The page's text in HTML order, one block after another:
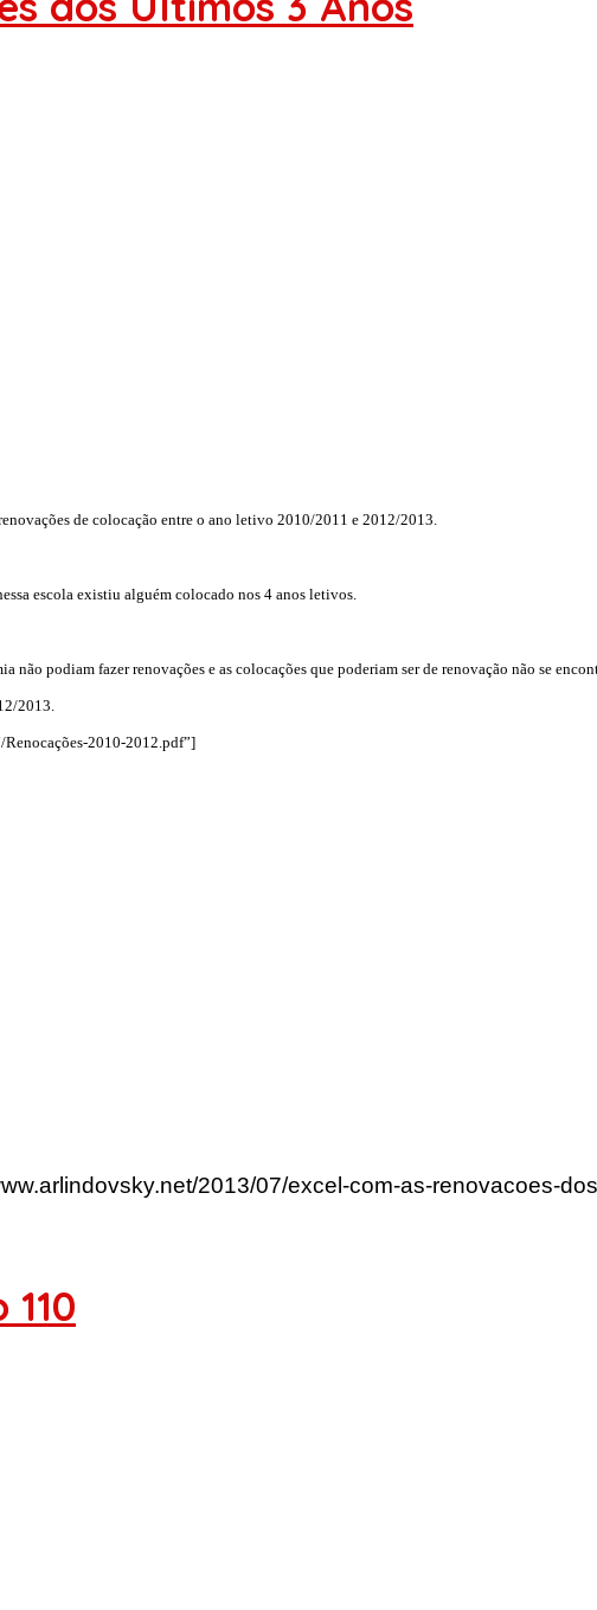
de colocação entre o ano letivo 2010/2011 e 2012/2013.
escola existiu alguém colocado nos 4 anos letivos.
não podiam fazer renovações e as colocações que poderiam ser de renovação não se
2013.
2010-2012.pdf”]
2013/07/excel-com-as-renovacoes-